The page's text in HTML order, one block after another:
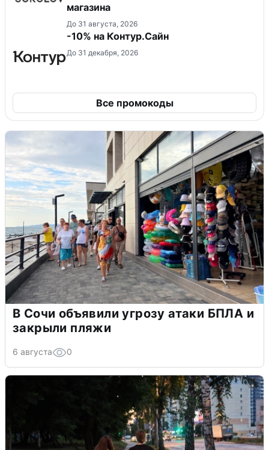
магазина
До 31 августа, 2026
-10% на Контур.Сайн
До 31 декабря, 2026
Все промокоды
В Сочи объявили угрозу атаки БПЛА и
закрыли пляжи
6 августа 0